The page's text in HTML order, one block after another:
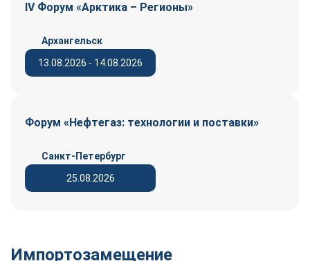
IV Форум «Арктика – Регионы»
13.08.2026 - 14.08.2026
Архангельск
Форум «Нефтегаз: технологии и поставки»
25.08.2026
Санкт-Петербург
Импортозамещение